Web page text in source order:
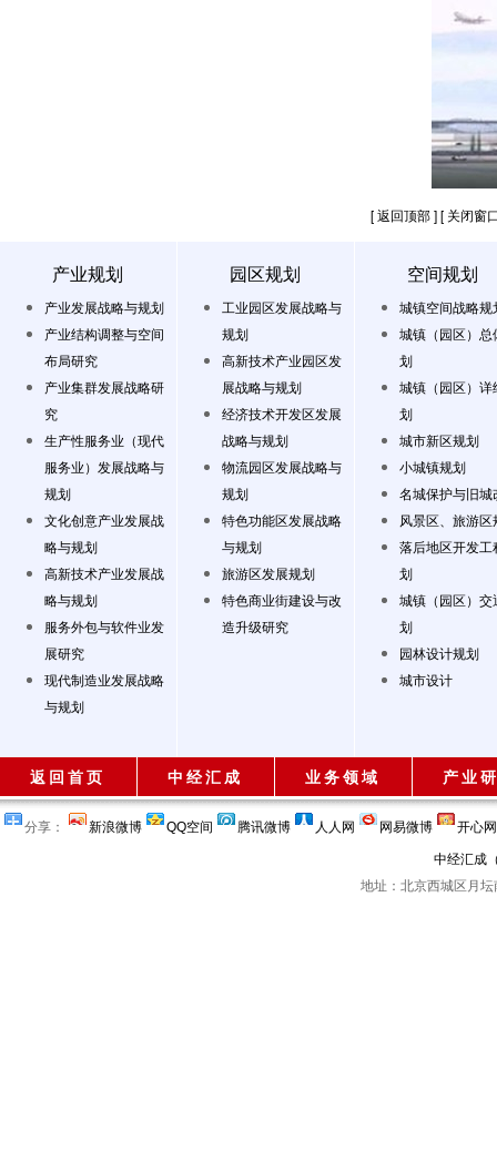
[ 返回顶部 ][ 关闭窗
产业规划
产业发展战略与规划
产业结构调整与空间
布局研究
产业集群发展战略研
究
生产性服务业（现代
服务业）发展战略与
规划
文化创意产业发展战
略与规划
高新技术产业发展战
略与规划
服务外包与软件业发
展研究
现代制造业发展战略
与规划
园区规划
工业园区发展战略与
规划
高新技术产业园区发
展战略与规划
经济技术开发区发展
战略与规划
物流园区发展战略与
规划
特色功能区发展战略
与规划
旅游区发展规划
特色商业街建设与改
造升级研究
空间规划
城镇空间战略规
城镇（园区）总
划
城镇（园区）详
划
城市新区规划
小城镇规划
名城保护与旧城
风景区、旅游区
落后地区开发工
划
城镇（园区）交
划
园林设计规划
城市设计
返回首页 中经汇成 业务领域 产业
分享： 新浪微博 QQ空间 腾讯微博 人人网 网易微博 开心网
中经汇成
地址：北京西城区月